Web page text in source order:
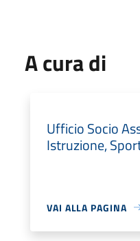
A cura di
Ufficio Socio
Istruzione,
VAI ALLA PAGINA